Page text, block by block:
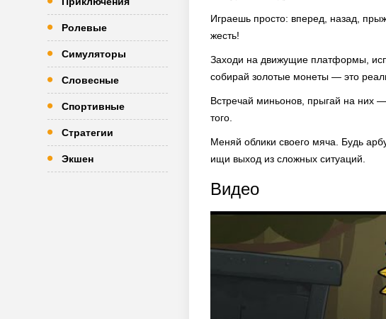
Ролевые
Симуляторы
Словесные
Спортивные
Стратегии
Экшен
Играешь просто: вперед, назад,
жесть!
Заходи на движущие платформы,
собирай золотые монеты — это
Встречай миньонов, прыгай на них
того.
Меняй облики своего мяча. Будь
ищи выход из сложных ситуаций.
Видео